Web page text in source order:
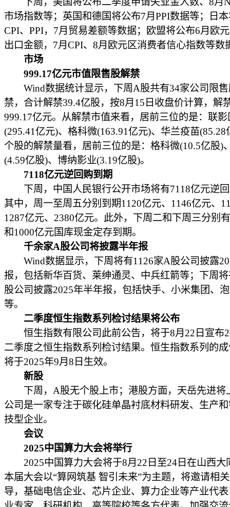
市场指数等；英国和德国将公布7月PPI数据等；日
CPI、PPI，7月贸易差额等数据；欧盟将公布6月欧
出口金额，7月CPI、8月欧元区消费者信心指数等数
市场
999.17亿元市值限售股解禁
Wind数据统计显示，下周A股共有34家公司限售
禁，合计解禁39.4亿股，按8月15日收盘价计算，解
999.17亿元。从解禁市值来看，居前三位的是：联影
(295.41亿元)、格科微(163.91亿元)、华兰疫苗(85.28
个股的解禁量看，居前三位的是：格科微(10.5亿股)
(4.59亿股)、博纳影业(3.19亿股)。
7118亿元逆回购到期
下周，中国人民银行公开市场将有7118亿元逆
其中，周一至周五分别到期1120亿元、1146亿元、
1287亿元、2380亿元。此外，下周二和下周三分别
和1000亿元国库现金定存到期。
千余家A股公司将披露半年报
Wind数据显示，下周将有1126家A股公司披露
报，包括新华百货、莱绅通灵、中兵红箭等；下周
股公司披露2025年半年报，包括快手、小米集团、
等。
二季度恒生指数系列检讨结果将公布
恒生指数有限公司此前公告，将于8月22日宣布
二季度之恒生指数系列检讨结果。恒生指数系列的
将于2025年9月8日生效。
新股
下周，A股无个股上市；港股方面，天岳先进将
公司是一家专注于碳化硅单晶衬底材料研发、生产
技型企业。
会议
2025中国算力大会将举行
2025中国算力大会将于8月22日至24日在山西大
本届大会以“算网筑基 智引未来”为主题，将邀请相
导，基础电信企业、芯片企业、算力企业等产业代